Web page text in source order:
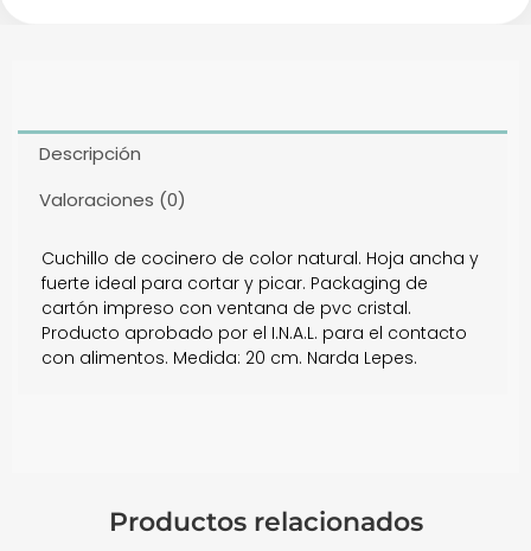
Descripción
Valoraciones (0)
Cuchillo de cocinero de color natural. Hoja ancha y
fuerte ideal para cortar y picar. Packaging de
cartón impreso con ventana de pvc cristal.
Producto aprobado por el I.N.A.L. para el contacto
con alimentos. Medida: 20 cm. Narda Lepes.
Productos relacionados